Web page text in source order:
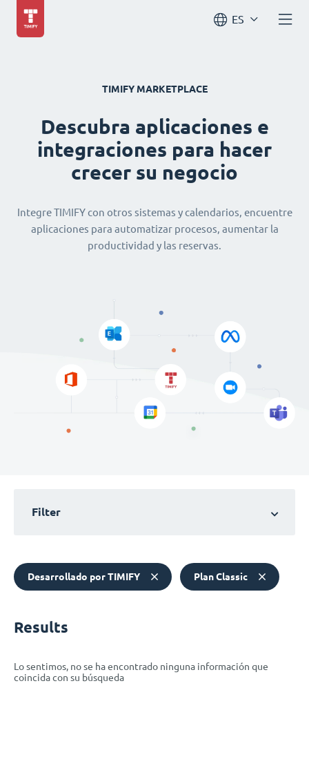
ES
TIMIFY MARKETPLACE
Descubra aplicaciones e
integraciones para hacer
crecer su negocio
Integre TIMIFY con otros sistemas y calendarios, encuentre
aplicaciones para automatizar procesos, aumentar la
productividad y las reservas.
Filter
Desarrollado por TIMIFY Plan Classic
Results
Lo sentimos, no se ha encontrado ninguna información que
coincida con su búsqueda